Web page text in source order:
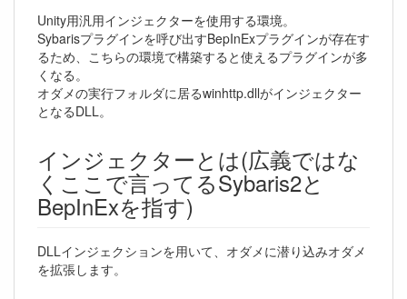
Unity用汎用インジェクターを使用する環境。
Sybarisプラグインを呼び出すBepInExプラグインが存在す
るため、こちらの環境で構築すると使えるプラグインが多
くなる。
オダメの実行フォルダに居るwinhttp.dllがインジェクター
となるDLL。
インジェクターとは(広義ではな
くここで言ってるSybaris2と
BepInExを指す)
DLLインジェクションを用いて、オダメに潜り込みオダメ
を拡張します。